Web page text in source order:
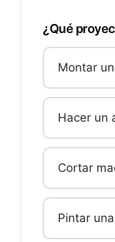
¿Qué
Montar
Hacer un
Cortar
Pintar